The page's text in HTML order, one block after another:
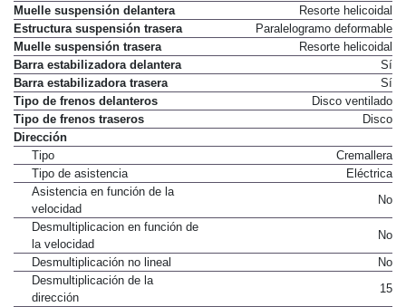
Muelle suspensión delantera
Resorte helicoidal
Estructura suspensión trasera
Paralelogramo deformable
Muelle suspensión trasera
Resorte helicoidal
Barra estabilizadora delantera
Sí
Barra estabilizadora trasera
Sí
Tipo de frenos delanteros
Disco ventilado
Tipo de frenos traseros
Disco
Dirección
Tipo
Cremallera
Tipo de asistencia
Eléctrica
Asistencia en función de la
velocidad
No
Desmultiplicacion en función de
la velocidad
No
Desmultiplicación no lineal
No
Desmultiplicación de la
dirección
15